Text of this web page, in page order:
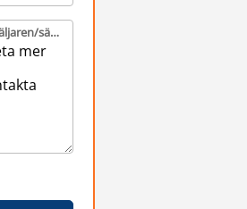
Skriv ett meddelande till säljaren/säljarna (obligatorisk)